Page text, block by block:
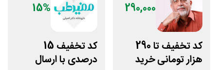
290,000
کد تخفیف تا 290
هزار تومانی خرید
15%
کد تخفیف 15
درصدی با ارسال